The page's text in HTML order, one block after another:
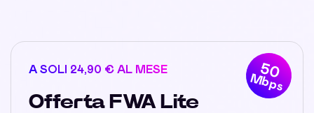
50
Mbps
A SOLI 24,90 € AL MESE
Offerta FWA Lite